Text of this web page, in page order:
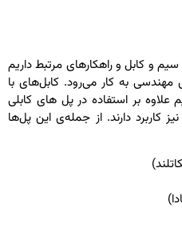
و کابل و راهکارهای مرتبط داریم
به کار می‌رود. کابل‌های با
بر استفاده در پل های کابلی
کاربرد دارند. از جمله‌ی این پل‌ها